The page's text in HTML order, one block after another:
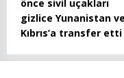
önce sivil uçakları
gizlice Yunanistan ve
Kıbrıs’a transfer etti